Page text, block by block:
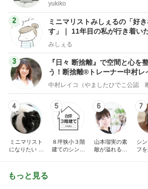
yukiko
2
ミニマリストみしぇるの「好
す」｜ 11年目の私が行き着い
みしぇる
3
『日々 断捨離』で空間と心を整え人生を輝かせよ
う！断捨離®トレーナー中村レ
中村レイコ（やましたひでこ公認
4
ミニマリスト
になりたい 秋
5
８坪狭小３階
建てのシンプ
6
山本瑠実の素
敵が溢れる暮
7
シ
フを
もっと見る